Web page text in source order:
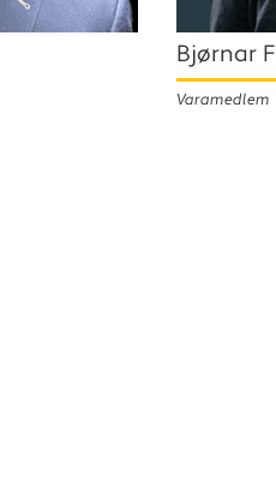
Bjørnar
Varamedlem